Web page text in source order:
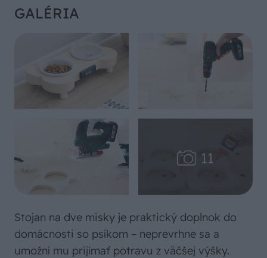
GALÉRIA
Stojan na dve misky je praktický doplnok do
domácnosti so psíkom – neprevrhne sa a
umožní mu prijímať potravu z väčšej výšky.